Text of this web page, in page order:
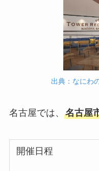
出典：なにわ
名古屋では、 名古屋
開催日程